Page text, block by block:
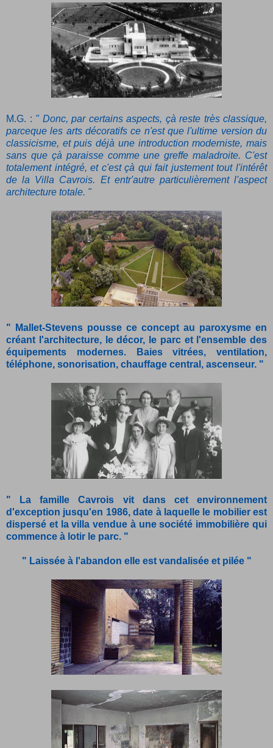
M.G. : " Donc, par certains aspects, çà reste très classique,
parceque les arts décoratifs ce n'est que l'ultime version du
classicisme, et puis déjà une introduction moderniste, mais
sans que çà paraisse comme une greffe maladroite. C'est
totalement intégré, et c'est çà qui fait justement tout l'intérêt
de la Villa Cavrois. Et entr'autre particulièrement l'aspect
architecture totale. "
" Mallet-Stevens pousse ce concept au paroxysme en
créant l'architecture, le décor, le parc et l'ensemble des
équipements modernes. Baies vitrées, ventilation,
téléphone, sonorisation, chauffage central, ascenseur. "
" La famille Cavrois vit dans cet environnement
d'exception jusqu'en 1986, date à laquelle le mobilier est
dispersé et la villa vendue à une société immobilière qui
commence à lotir le parc. "
" Laissée à l'abandon elle est vandalisée et pilée "